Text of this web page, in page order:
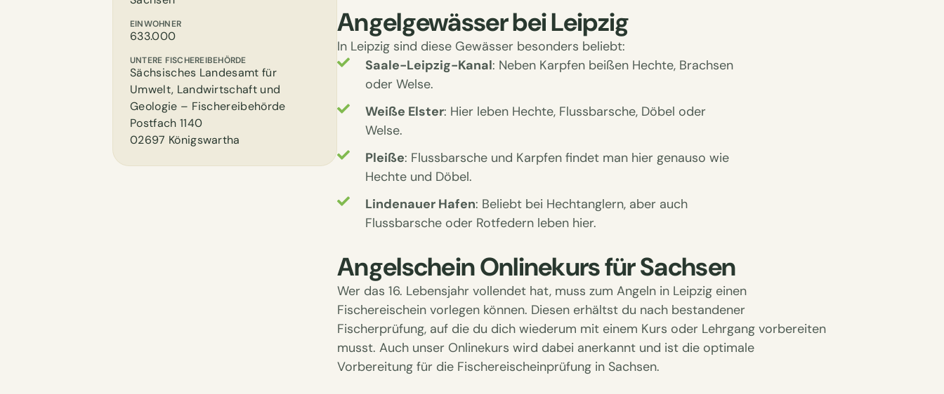
EINWOHNER
633.000
UNTERE FISCHEREIBEHÖRDE
Sächsisches Landesamt für
Umwelt, Landwirtschaft und
Geologie – Fischereibehörde
Postfach 1140
02697 Königswartha
Angelgewässer bei Leipzig
In Leipzig sind diese Gewässer besonders beliebt:
Saale-Leipzig-Kanal: Neben Karpfen beißen Hechte, Brachsen
oder Welse.
Weiße Elster: Hier leben Hechte, Flussbarsche, Döbel oder
Welse.
Pleiße: Flussbarsche und Karpfen findet man hier genauso wie
Hechte und Döbel.
Lindenauer Hafen: Beliebt bei Hechtanglern, aber auch
Flussbarsche oder Rotfedern leben hier.
Angelschein Onlinekurs für Sachsen
Wer das 16. Lebensjahr vollendet hat, muss zum Angeln in Leipzig einen
Fischereischein vorlegen können. Diesen erhältst du nach bestandener
Fischerprüfung, auf die du dich wiederum mit einem Kurs oder Lehrgang vorbereiten
musst. Auch unser Onlinekurs wird dabei anerkannt und ist die optimale
Vorbereitung für die Fischereischeinprüfung in Sachsen.